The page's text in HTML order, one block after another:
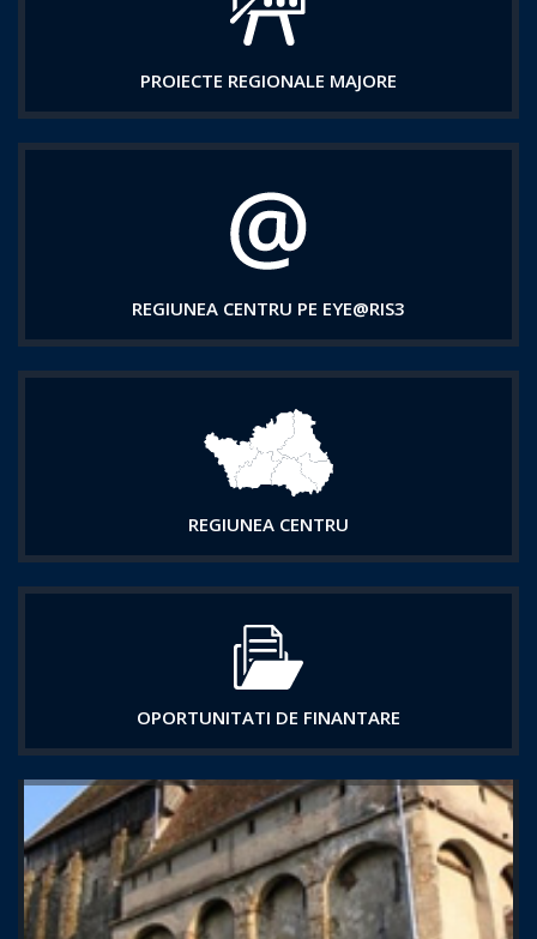
PROIECTE REGIONALE MAJORE
REGIUNEA CENTRU PE EYE@RIS3
REGIUNEA CENTRU
OPORTUNITATI DE FINANTARE